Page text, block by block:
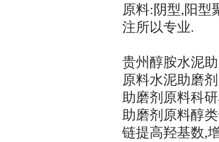
原料:阴型,阳型
注所以专业.
贵州醇胺水泥
原料水泥助磨
助磨剂原料科
助磨剂原料醇
链提高羟基数,